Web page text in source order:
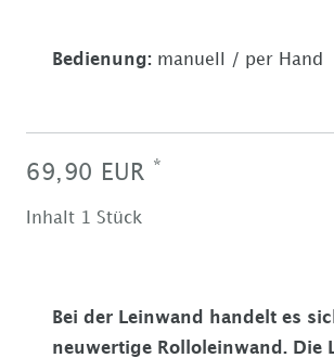
Bedienung: manuell / per Hand
69,90 EUR *
Inhalt Stück
Bei der Leinwand handelt es
neuwertige Rolloleinwand. Die